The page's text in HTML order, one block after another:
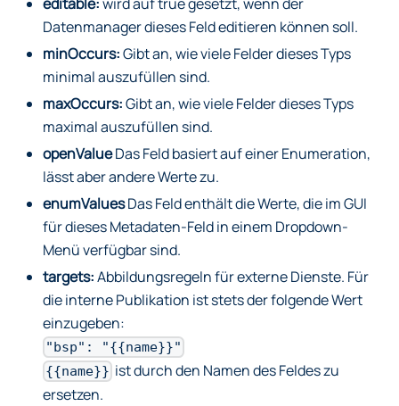
Datenmanager dieses Feld editieren können soll.
minOccurs:Gibt an, wie viele Felder dieses Typs
minimal auszufüllen sind.
maxOccurs:Gibt an, wie viele Felder dieses Typs
maximal auszufüllen sind.
openValueDas Feld basiert auf einer Enumeration,
lässt aber andere Werte zu.
enumValuesDas Feld enthält die Werte, die im GUI
für dieses Metadaten-Feld in einem Dropdown-
Menü verfügbar sind.
targets:Abbildungsregeln für externe Dienste. Für
die interne Publikation ist stets der folgende Wert
einzugeben:
"bsp": "{{name}}"
{{name}} ist durch den Namen des Feldes zu
ersetzen.